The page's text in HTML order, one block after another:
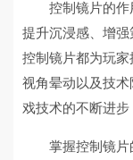
控制镜片的
提升沉浸感、增强
控制镜片都为玩家
视角晕动以及技
戏技术的不断进步
掌握控制镜